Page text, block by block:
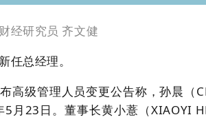
经研究员 齐文健
任总经理。
高级管理人员变更公告称，孙晨（
月23日。董事长黄小薏（XIAOYI